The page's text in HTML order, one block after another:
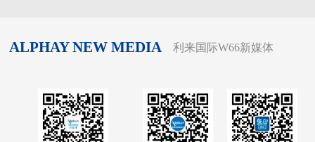
ALPHAY NEW MEDIA 利来国际W66新媒体